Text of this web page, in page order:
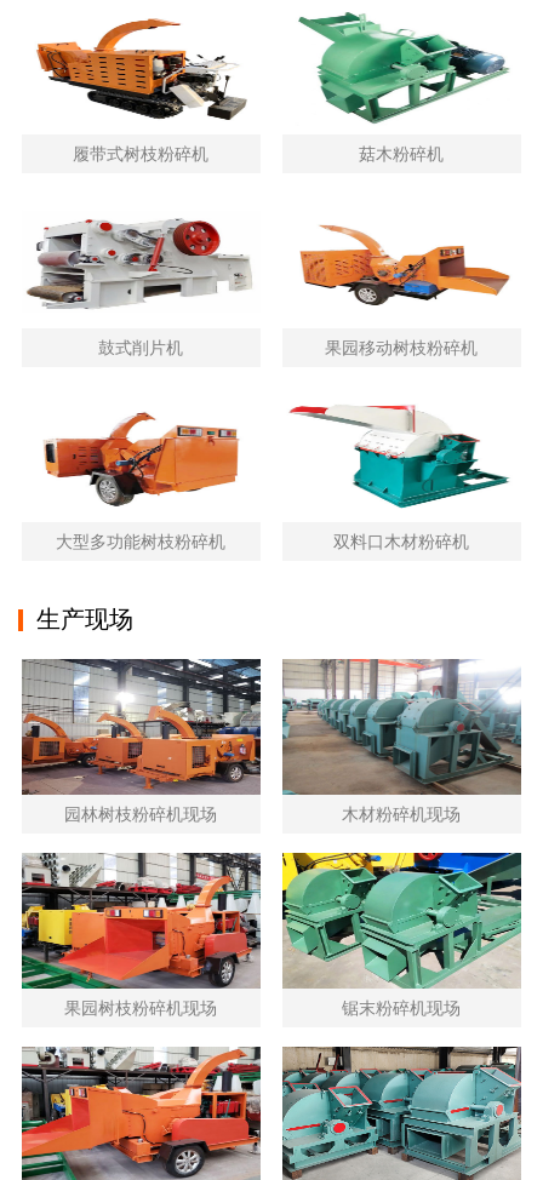
履带式树枝粉碎机 菇木粉碎机
鼓式削片机 果园移动树枝粉碎机
大型多功能树枝粉碎机 双料口木材粉碎机
生产现场
园林树枝粉碎机现场 木材粉碎机现场
果园树枝粉碎机现场 锯末粉碎机现场